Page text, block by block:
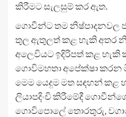
කිරීමට සැලසුම් කර ඇත.
ගොවීන්ට තම නිෂ්පාදනවල
තුල ඇතුලත් කළ හැකි අතර
අලෙවියට ඉදිරිපත් කළ හැකි
ගොවිමහතා අපේක්ෂා කරන
මෙම යෙදුම මත සඳහන් කළ
ලියාපදිංචි කිරීමේදී
ගොවිපොලේ තොරතුරු,